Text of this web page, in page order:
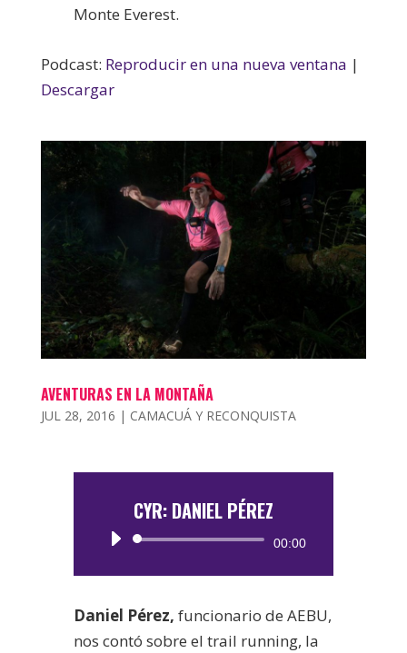
Monte Everest.
Podcast: Reproducir en una nueva ventana |
Descargar
AVENTURAS EN LA MONTAÑA
JUL 28, 2016 | CAMACUÁ Y RECONQUISTA
CYR: DANIEL PÉREZ
Reproductor
00:00
Daniel Pérez, funcionario de AEBU,
nos contó sobre el trail running, la